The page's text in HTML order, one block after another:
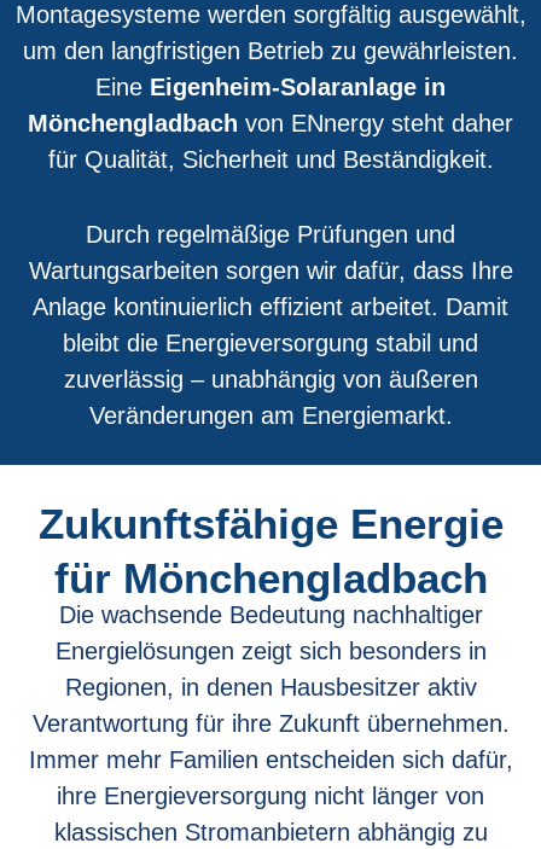
Montagesysteme werden sorgfältig ausgewählt,
um den langfristigen Betrieb zu gewährleisten.
Eine Eigenheim-Solaranlage in
Mönchengladbach von ENnergy steht daher
für Qualität, Sicherheit und Beständigkeit.
Durch regelmäßige Prüfungen und
Wartungsarbeiten sorgen wir dafür, dass Ihre
Anlage kontinuierlich effizient arbeitet. Damit
bleibt die Energieversorgung stabil und
zuverlässig – unabhängig von äußeren
Veränderungen am Energiemarkt.
Zukunftsfähige Energie
für Mönchengladbach
Die wachsende Bedeutung nachhaltiger
Energielösungen zeigt sich besonders in
Regionen, in denen Hausbesitzer aktiv
Verantwortung für ihre Zukunft übernehmen.
Immer mehr Familien entscheiden sich dafür,
ihre Energieversorgung nicht länger von
klassischen Stromanbietern abhängig zu